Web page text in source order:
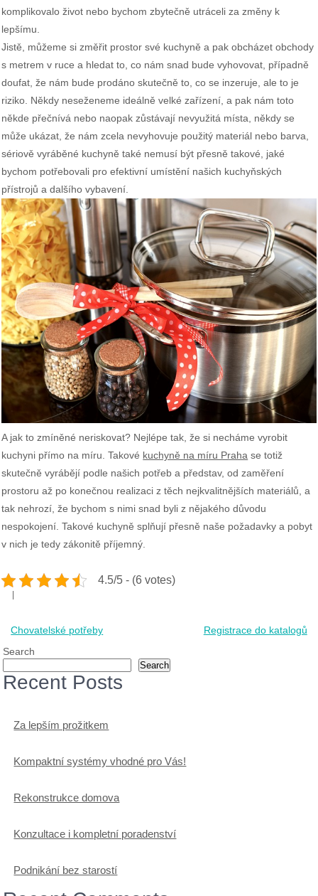
komplikovalo život nebo bychom zbytečně utráceli za změny k
lepšímu.
Jistě, můžeme si změřit prostor své kuchyně a pak obcházet obchody
s metrem v ruce a hledat to, co nám snad bude vyhovovat, případně
doufat, že nám bude prodáno skutečně to, co se inzeruje, ale to je
riziko. Někdy neseženeme ideálně velké zařízení, a pak nám toto
někde přečnívá nebo naopak zůstávají nevyužitá místa, někdy se
může ukázat, že nám zcela nevyhovuje použitý materiál nebo barva,
sériově vyráběné kuchyně také nemusí být přesně takové, jaké
bychom potřebovali pro efektivní umístění našich kuchyňských
přístrojů a dalšího vybavení.
A jak to zmíněné neriskovat? Nejlépe tak, že si necháme vyrobit
kuchyni přímo na míru. Takové kuchyně na míru Praha se totiž
skutečně vyrábějí podle našich potřeb a představ, od zaměření
prostoru až po konečnou realizaci z těch nejkvalitnějších materiálů, a
tak nehrozí, že bychom s nimi snad byli z nějakého důvodu
nespokojení. Takové kuchyně splňují přesně naše požadavky a pobyt
v nich je tedy zákonitě příjemný.
4.5/5 - (6 votes)
navigation
Chovatelské potřeby
Registrace do katalogů
Search
Search
Recent Posts
Za lepším prožitkem
Kompaktní systémy vhodné pro Vás!
Rekonstrukce domova
Konzultace i kompletní poradenství
Podnikání bez starostí